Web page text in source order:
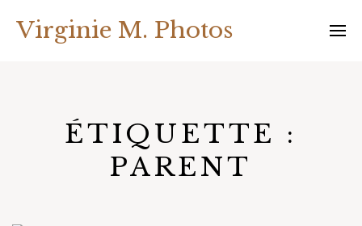
Virginie M. Photos
ÉTIQUETTE :
PARENT